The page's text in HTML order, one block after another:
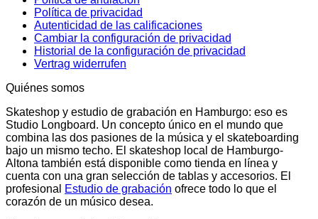
Política de privacidad
Autenticidad de las calificaciones
Cambiar la configuración de privacidad
Historial de la configuración de privacidad
Vertrag widerrufen
Quiénes somos
Skateshop y estudio de grabación en Hamburgo: eso es
Studio Longboard. Un concepto único en el mundo que
combina las dos pasiones de la música y el skateboarding
bajo un mismo techo. El skateshop local de Hamburgo-
Altona también está disponible como tienda en línea y
cuenta con una gran selección de tablas y accesorios. El
profesional
Estudio de grabación ofrece todo lo que el
corazón de un músico desea.